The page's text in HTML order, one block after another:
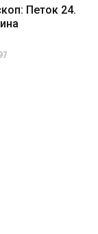
Петок 24.